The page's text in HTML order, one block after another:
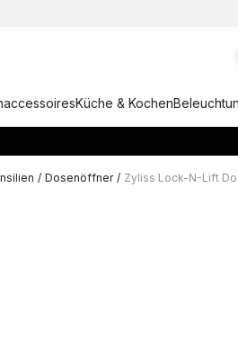
Küche & Kochen
/ Dosenöffner / Zyliss Lock-N-Lift